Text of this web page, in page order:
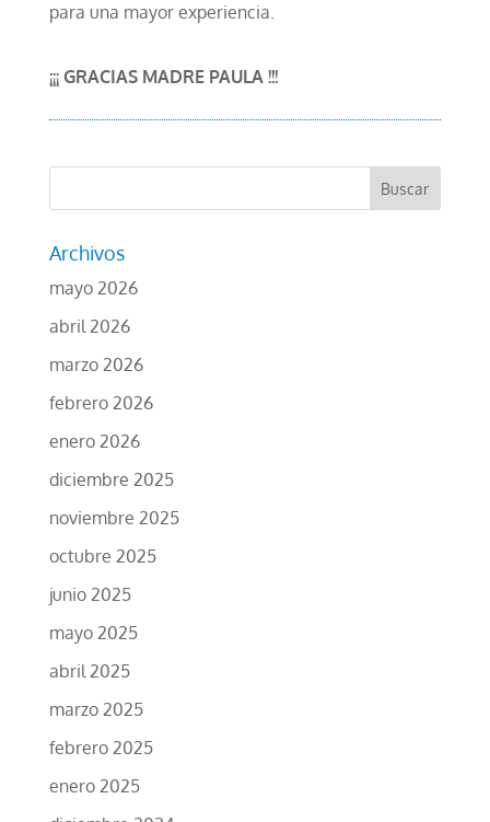
para una mayor experiencia.
¡¡¡ GRACIAS MADRE PAULA !!!
Archivos
mayo 2026
abril 2026
marzo 2026
febrero 2026
enero 2026
diciembre 2025
noviembre 2025
octubre 2025
junio 2025
mayo 2025
abril 2025
marzo 2025
febrero 2025
enero 2025